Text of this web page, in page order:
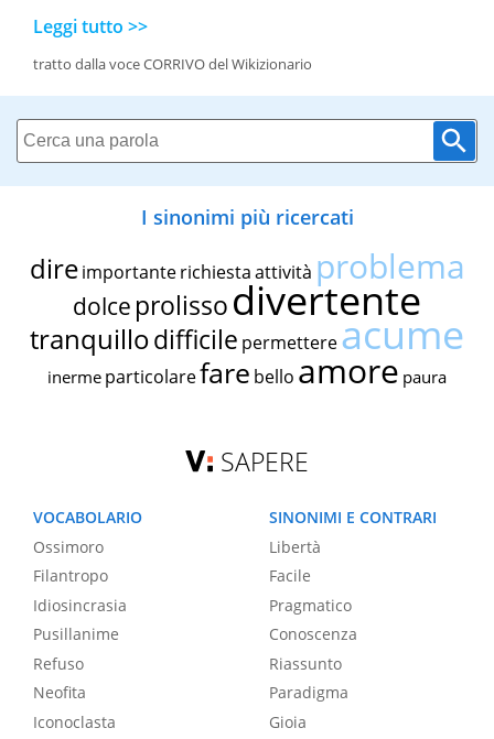
Leggi tutto >>
tratto dalla voce CORRIVO del Wikizionario
I sinonimi più ricercati
dire importante richiestaattività problema
dolce prolissodivertente
tranquillodifficile permettereacume
inerme particolarefare bello amore paura
SAPERE
VOCABOLARIO
Ossimoro
Filantropo
Idiosincrasia
Pusillanime
Refuso
Neofita
Iconoclasta
SINONIMI E CONTRARI
Libertà
Facile
Pragmatico
Conoscenza
Riassunto
Paradigma
Gioia